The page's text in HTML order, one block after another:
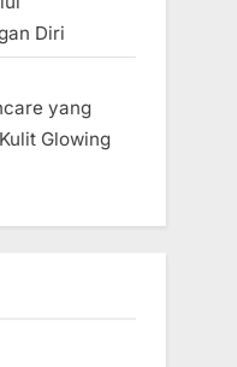
Diri
yang
Glowing